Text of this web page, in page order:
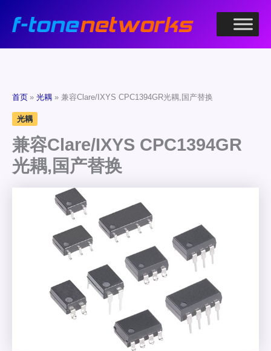
首页 光耦 兼容Clare/IXYS CPC1394GR光耦,国产替换
光耦
兼容Clare/IXYS CPC1394GR
光耦,国产替换